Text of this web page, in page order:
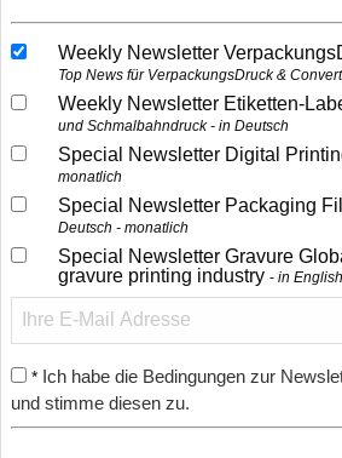
Weekly Newsletter
Top News für VerpackungsDruck &
Weekly Newsletter Etiketten-
und Schmalbahndruck - in Deutsch
Special Newsletter Digital
monatlich
Special Newsletter Packaging
Deutsch - monatlich
Special Newsletter Gravure
gravure printing industry
in
* Ich habe die Bedingungen zur
und stimme diesen zu.